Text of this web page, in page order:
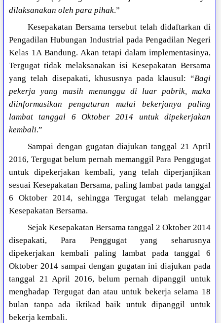
dilaksanakan oleh para pihak.”
Kesepakatan Bersama tersebut telah didaftarkan di
Pengadilan Hubungan Industrial pada Pengadilan Negeri
Kelas 1A Bandung. Akan tetapi dalam implementasinya,
Tergugat tidak melaksanakan isi Kesepakatan Bersama
yang telah disepakati, khususnya pada klausul: “Bagi
pekerja yang masih menunggu di luar pabrik, maka
diinformasikan pengaturan mulai bekerjanya paling
lambat tanggal 6 Oktober 2014 untuk dipekerjakan
kembali.”
Sampai dengan gugatan diajukan tanggal 21 April
2016, Tergugat belum pernah memanggil Para Penggugat
untuk dipekerjakan kembali, yang telah diperjanjikan
sesuai Kesepakatan Bersama, paling lambat pada tanggal
6 Oktober 2014, sehingga Tergugat telah melanggar
Kesepakatan Bersama.
Sejak Kesepakatan Bersama tanggal 2 Oktober 2014
disepakati, Para Penggugat yang seharusnya
dipekerjakan kembali paling lambat pada tanggal 6
Oktober 2014 sampai dengan gugatan ini diajukan pada
tanggal 21 April 2016, belum pernah dipanggil untuk
menghadap Tergugat dan atau untuk bekerja selama 18
bulan tanpa ada iktikad baik untuk dipanggil untuk
bekerja kembali.